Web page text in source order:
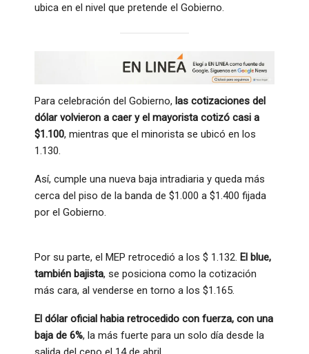
ubica en el nivel que pretende el Gobierno.
Para celebración del Gobierno, las cotizaciones del
dólar volvieron a caer y el mayorista cotizó casi a
$1.100, mientras que el minorista se ubicó en los
1.130.
Así, cumple una nueva baja intradiaria y queda más
cerca del piso de la banda de $1.000 a $1.400 fijada
por el Gobierno.
Por su parte, el MEP retrocedió a los $ 1.132. El blue,
también bajista, se posiciona como la cotización
más cara, al venderse en torno a los $1.165.
El dólar oficial habia retrocedido con fuerza, con una
baja de 6%, la más fuerte para un solo día desde la